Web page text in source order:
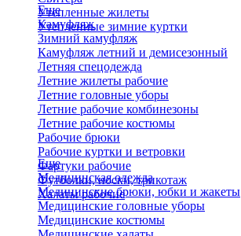
Утепленные жилеты
Утепленные зимние куртки
Еще
Камуфляж
Зимний камуфляж
Камуфляж летний и демисезонный
Летняя спецодежда
Летние жилеты рабочие
Летние головные уборы
Летние рабочие комбинезоны
Летние рабочие костюмы
Рабочие брюки
Рабочие куртки и ветровки
Фартуки рабочие
Футболки, носки, трикотаж
Халаты рабочие
Еще
Медицинская одежда
Медицинские брюки, юбки и жакеты
Медицинские головные уборы
Медицинские костюмы